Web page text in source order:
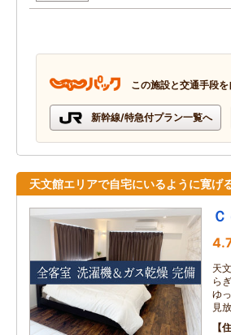
この施設と交通手段
新幹線/特急付プラン一覧へ
天文館エリアで自宅にいるように寛げ
天
ら
ゆ
見